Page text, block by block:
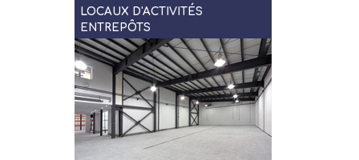
LOCAUX D'ACTIVITÉS
ENTREPÔTS